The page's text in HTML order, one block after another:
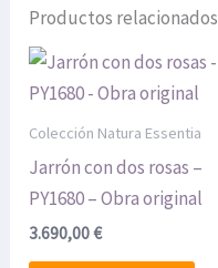
Productos relacionados
Colección Natura Essentia
Jarrón con dos rosas –
PY1680 – Obra original
3.690,00€